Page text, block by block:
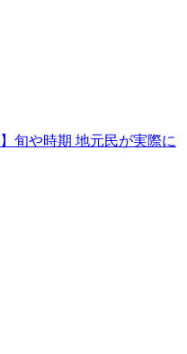
旬や時期 地元民が実際に